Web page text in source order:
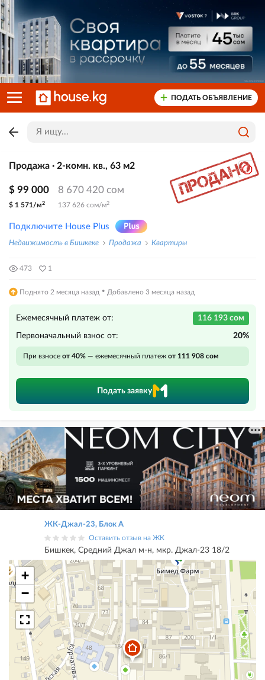
ПОДАТЬ ОБЪЯВЛЕНИЕ
Продажа · 2-комн. кв., 63 м2
$ 99 000 8 670 420 сом
$ 1 571/м2 137 626 сом/м2
Подключите House Plus
Недвижимость в Бишкеке Продажа Квартиры
473 1
Поднято 2 месяца назад · Добавлено 3 месяца назад
Ежемесячный платеж от: 116 193 сом
Первоначальный взнос от: 20%
При взносе от 40% — ежемесячный платеж от 111 908 сом
Подать заявку
ЖК-Джал-23, Блок А
Оставить отзыв на ЖК
Бишкек, Средний Джал м-н, мкр. Джал-23 18/2
+
−